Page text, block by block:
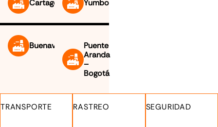
Cartago Yumbo
Buenaventura
Puente
Aranda
–
Bogotá
TRANSPORTE RASTREO SEGURIDAD